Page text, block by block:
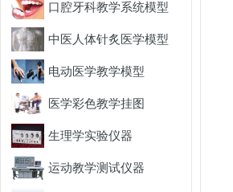
口腔牙科教学系统模型
中医人体针炙医学模型
电动医学教学模型
医学彩色教学挂图
生理学实验仪器
运动教学测试仪器